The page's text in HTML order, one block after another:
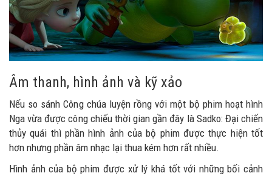
Âm thanh, hình ảnh và kỹ xảo
Nếu so sánh Công chúa luyện rồng với một bộ phim hoạt hình
Nga vừa được công chiếu thời gian gần đây là Sadko: Đại chiến
thủy quái thì phần hình ảnh của bộ phim được thực hiện tốt
hơn nhưng phần âm nhạc lại thua kém hơn rất nhiều.
Hình ảnh của bộ phim được xử lý khá tốt với những bối cảnh